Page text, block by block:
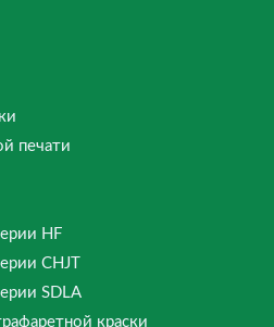
печати
HF
CHJT
SDLA
краски